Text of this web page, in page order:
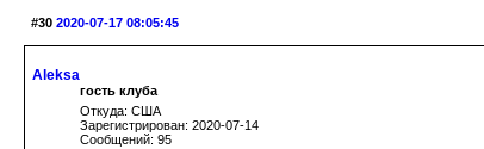
#30 2020-07-17 08:05:45
Aleksa
гость клуба
Откуда: США
Зарегистрирован: 2020-07-14
Сообщений: 95